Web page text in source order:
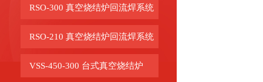
RSO-300 真空烧结炉回流焊系统
RSO-210 真空烧结炉回流焊系统
VSS-450-300 台式真空烧结炉